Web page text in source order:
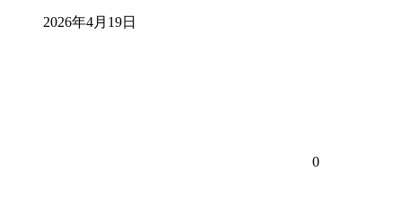
2026年4月19日
0